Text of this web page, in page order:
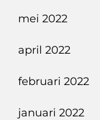
mei 2022
april 2022
februari 2022
januari 2022